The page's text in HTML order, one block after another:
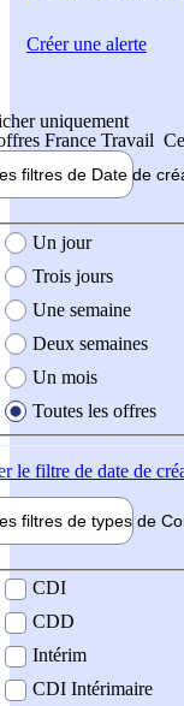
uniquement
France Travail
filtres de Date de
création de l'offre
Un jour
Trois jours
Une semaine
Deux semaines
Un mois
Toutes les offres
le filtre de date de
filtres de types de
contrat
CDI
CDD
Intérim
CDI Intérimaire
Créer une alerte